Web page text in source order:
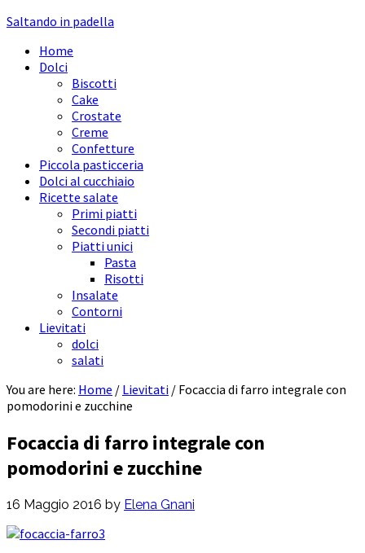
Saltando in padella
Home
Dolci
Biscotti
Cake
Crostate
Creme
Confetture
Piccola pasticceria
Dolci al cucchiaio
Ricette salate
Primi piatti
Secondi piatti
Piatti unici
Pasta
Risotti
Insalate
Contorni
Lievitati
dolci
salati
You are here: Home / Lievitati / Focaccia di farro integrale con
pomodorini e zucchine
Focaccia di farro integrale con
pomodorini e zucchine
16 Maggio 2016 by Elena Gnani